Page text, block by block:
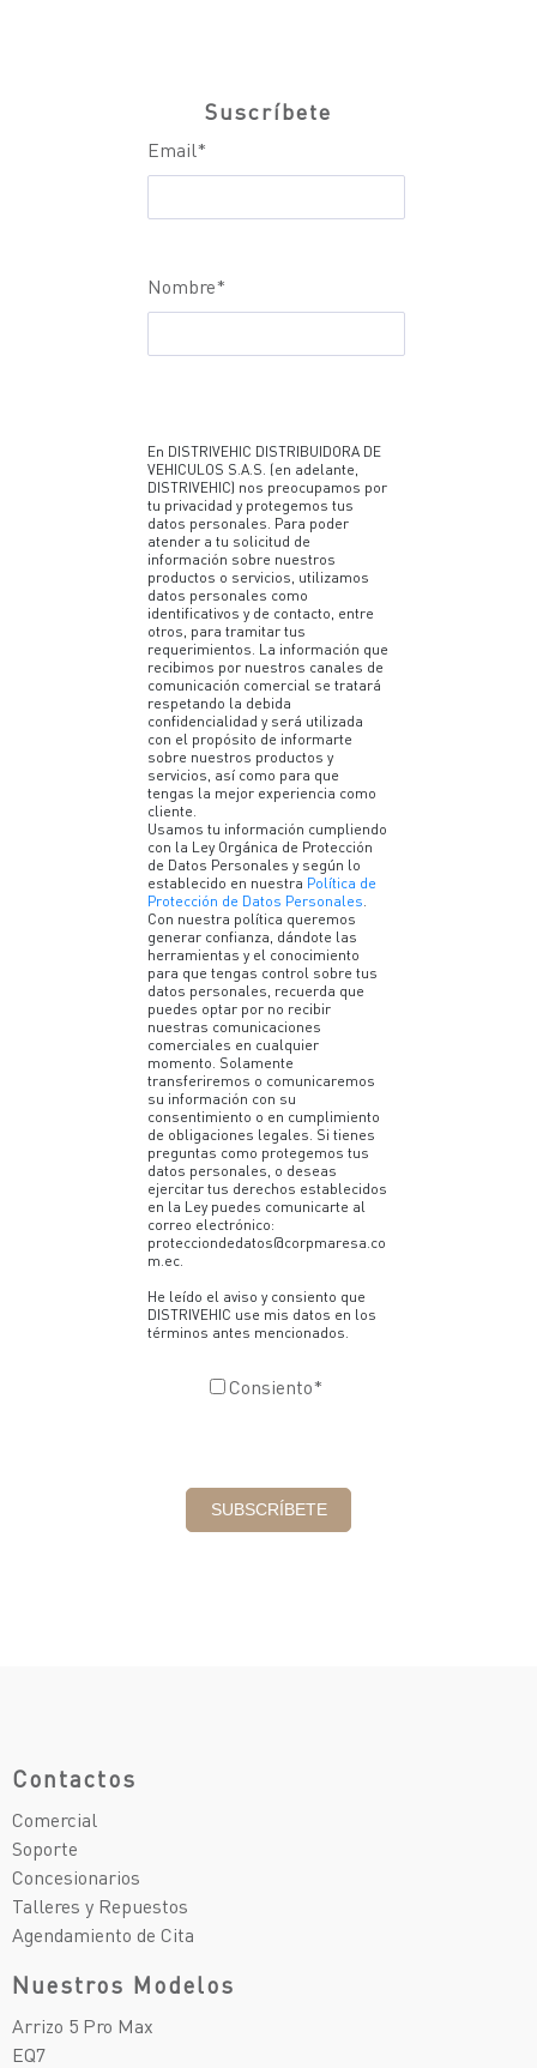
Suscríbete
Email*
Nombre*
En DISTRIVEHIC DISTRIBUIDORA DE
VEHICULOS S.A.S. (en adelante,
DISTRIVEHIC) nos preocupamos por
tu privacidad y protegemos tus
datos personales. Para poder
atender a tu solicitud de
información sobre nuestros
productos o servicios, utilizamos
datos personales como
identificativos y de contacto, entre
otros, para tramitar tus
requerimientos. La información que
recibimos por nuestros canales de
comunicación comercial se tratará
respetando la debida
confidencialidad y será utilizada
con el propósito de informarte
sobre nuestros productos y
servicios, así como para que
tengas la mejor experiencia como
cliente.
Usamos tu información cumpliendo
con la Ley Orgánica de Protección
de Datos Personales y según lo
establecido en nuestra Política de
Protección de Datos Personales
Con nuestra política queremos
generar confianza, dándote las
herramientas y el conocimiento
para que tengas control sobre tus
datos personales, recuerda que
puedes optar por no recibir
nuestras comunicaciones
comerciales en cualquier
momento. Solamente
transferiremos o comunicaremos
su información con su
consentimiento o en cumplimiento
de obligaciones legales. Si tienes
preguntas como protegemos tus
datos personales, o deseas
ejercitar tus derechos establecidos
en la Ley puedes comunicarte al
correo electrónico:
protecciondedatos@corpmaresa.co
m.ec.
He leído el aviso y consiento que
DISTRIVEHIC use mis datos en los
términos antes mencionados.
Consiento*
Contactos
Comercial
Soporte
Concesionarios
Talleres y Repuestos
Agendamiento de Cita
Nuestros Modelos
Arrizo 5 Pro Max
EQ7